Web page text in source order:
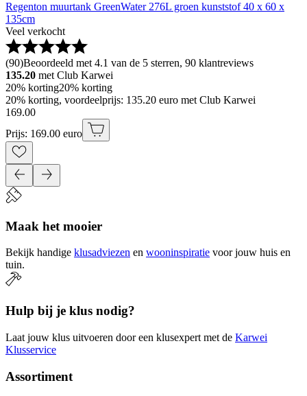
Regenton muurtank GreenWater 276L groen kunststof 40 x 60 x
135cm
Veel verkocht
(90)Beoordeeld met 4.1 van de 5 sterren, 90 klantreviews
135.20 met Club Karwei
20% korting20% korting
20% korting, voordeelprijs: 135.20 euro met Club Karwei
169.00
Prijs: 169.00 euro
Maak het mooier
Bekijk handige klusadviezen en wooninspiratie voor jouw huis en
tuin.
Hulp bij je klus nodig?
Laat jouw klus uitvoeren door een klusexpert met de Karwei
Klusservice
Assortiment